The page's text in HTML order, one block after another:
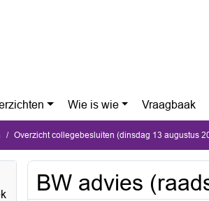
Wie is wie Vraagbaak
Overzicht collegebesluiten (dinsdag 13 augustus
BW advies